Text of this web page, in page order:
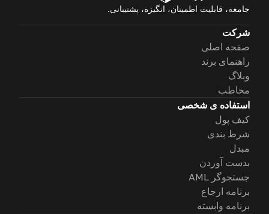
جامعه، قابلیت اطمینان، انگیزه، پشتیبانی.
شرکت
صفحه اصلی
راهنمای برند
وبلاگ
مخاطب
استفاده ی شخصی
کیف پول
شرط بندی
مبدل
بدست آوردن
جستجوگر AML
برنامه ارجاع
برنامه وابسته